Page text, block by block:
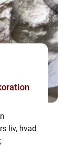
liv, hvad